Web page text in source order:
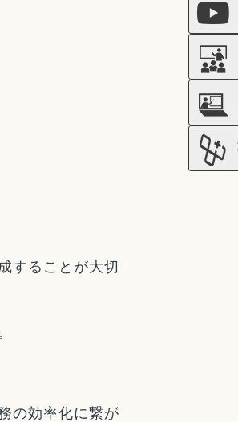
することが大切
の効率化に繋が